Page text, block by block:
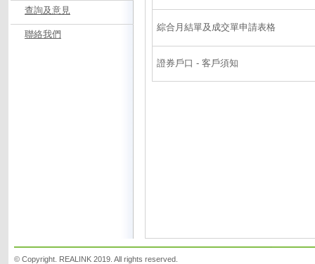
查詢及意見
聯絡我們
綜合月結單及成交單申請表格
證券戶口 - 客戶須知
© Copyright. REALINK 2019. All rights reserved.